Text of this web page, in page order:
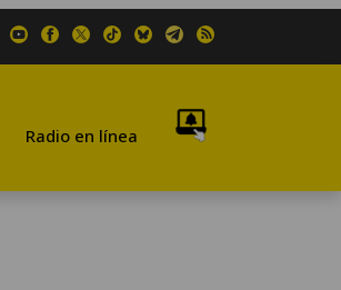
Radio en línea